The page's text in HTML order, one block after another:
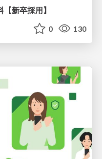
新卒採用】
0 130